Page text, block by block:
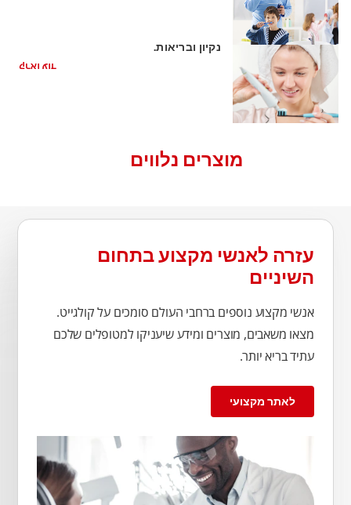
נקיון ובריאות.
קראו עוד
מוצרים נלווים
עזרה לאנשי מקצוע בתחום
השיניים
אנשי מקצוע נוספים ברחבי העולם סומכים על קולגייט.
מצאו משאבים, מוצרים ומידע שיעניקו למטופלים שלכם
עתיד בריא יותר.
לאתר מקצועי